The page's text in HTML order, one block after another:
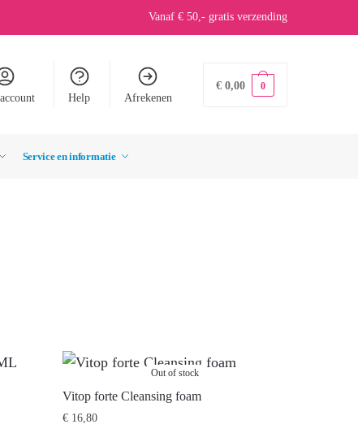
Vanaf € 50,- gratis verzending
Help Afrekenen
€ 0,00 0
Service en informatie
Out of stock
Vitop forte Cleansing foam
€ 16,80